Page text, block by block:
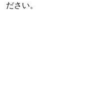
ださい。